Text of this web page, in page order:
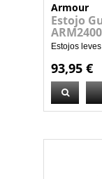
Armour
Estojo
Estojos
93,95 €